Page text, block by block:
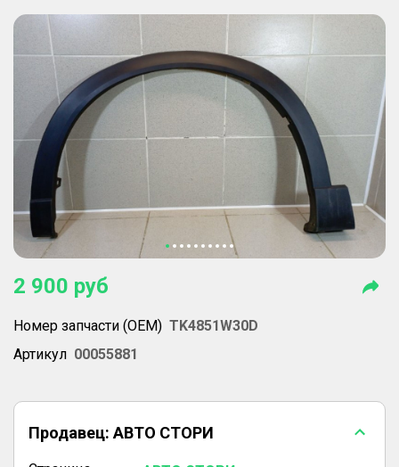
2 900 руб
Номер запчасти (OEM) TK4851W30D
Артикул 00055881
Продавец: АВТО СТОРИ